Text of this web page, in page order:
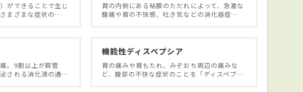
ができることで生じ
まざまな症状の…
胃の内側にある粘膜のただれによって、急激な
腹痛や胃の不快感、吐き気などの消化器症…
。9割以上が膵管
泌される消化液の通…
機能性ディスペプシア
胃の痛みや胃もたれ、みぞおち周辺の痛みな
ど、腹部の不快な症状のことを「ディスペプ…